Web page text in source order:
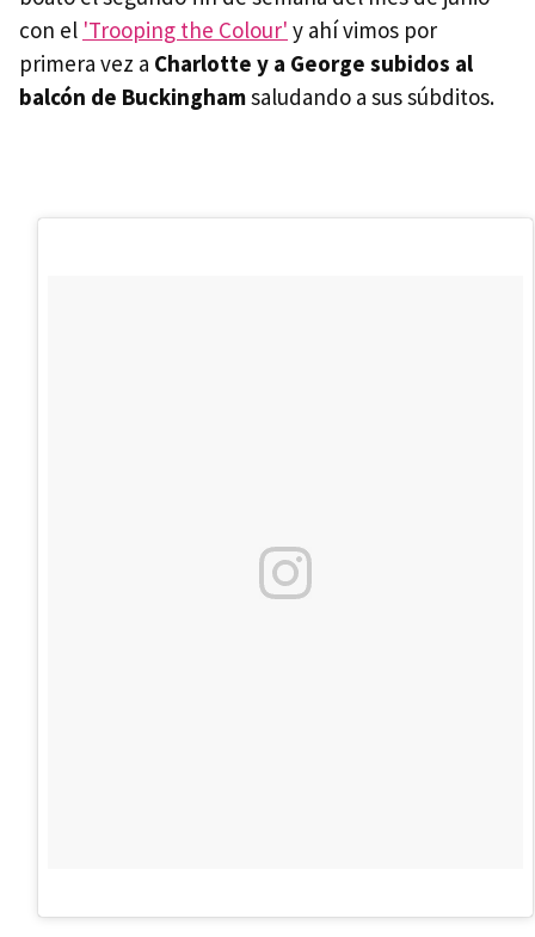
con el 'Trooping the Colour' y ahí vimos por
primera vez a Charlotte y a George subidos al
balcón de Buckinghamsaludando a sus súbditos.